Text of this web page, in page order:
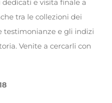
e visita finale a
tra le collezioni dei
testimonianze e gli indizi
Venite a cercarli con